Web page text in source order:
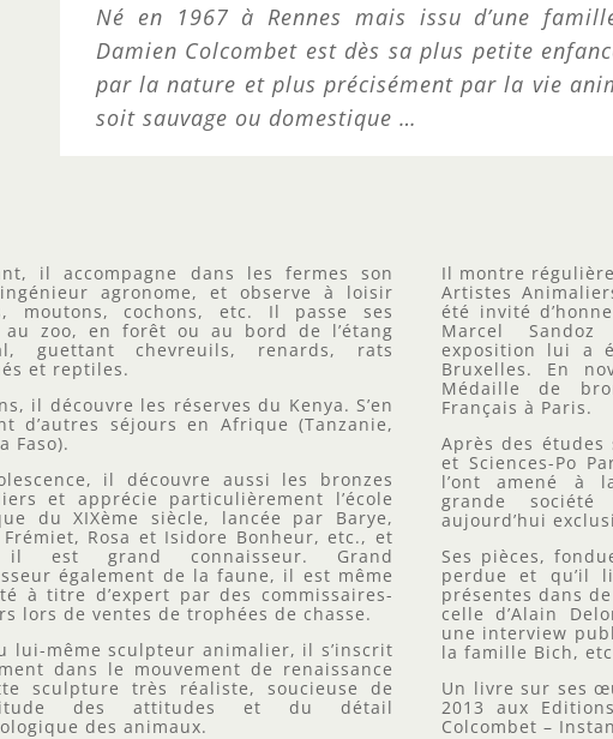
Né en 1967 à Rennes mais issu d’une
Damien Colcombet est dès sa plus petite
par la nature et plus précisément par la vie
soit sauvage ou domestique …
il accompagne dans les fermes son
agronome, et observe à loisir
moutons, cochons, etc. Il passe ses
au zoo, en forêt ou au bord de l’étang
guettant chevreuils, renards, rats
et reptiles.
il découvre les réserves du Kenya. S’en
d’autres séjours en Afrique (Tanzanie,
Faso).
il découvre aussi les bronzes
et apprécie particulièrement l’école
du XIXème siècle, lancée par Barye,
Frémiet, Rosa et Isidore Bonheur, etc., et
est grand connaisseur. Grand
également de la faune, il est même
à titre d’expert par des commissaires-
lors de ventes de trophées de chasse.
lui-même sculpteur animalier, il s’inscrit
dans le mouvement de renaissance
sculpture très réaliste, soucieuse de
des attitudes et du détail
des animaux.
Il montre
Artistes
été invité
Marcel
exposition lui a
Bruxelles. En
Médaille de
Français à Paris.
Après des
et Sciences-Po
l’ont amené à
grande
aujourd’hui
Ses pièces,
perdue et qu’il
présentes dans
celle d’Alain
une interview
la famille Bich,
Un livre sur ses
2013 aux
Colcombet –